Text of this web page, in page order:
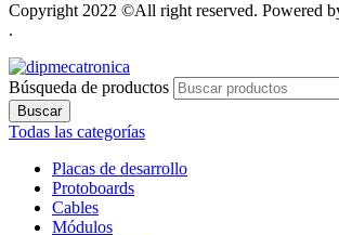
Copyright 2022 ©All right reserved. Powered
.
Búsqueda de productos
Buscar
Todas las categorías
Placas de desarrollo
Protoboards
Cables
Módulos